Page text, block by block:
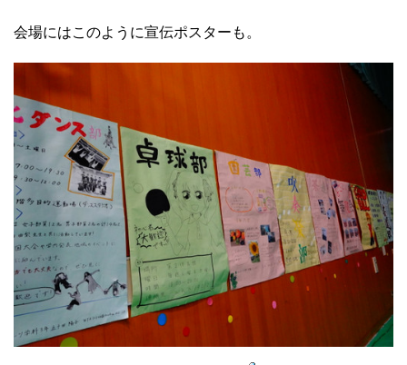
会場にはこのように宣伝ポスターも。